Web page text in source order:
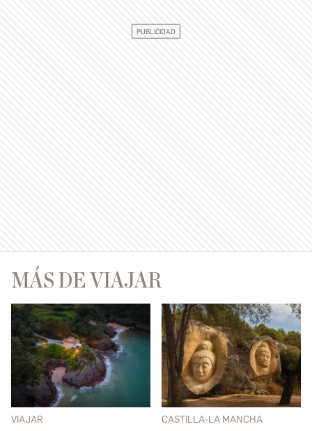
MÁS DE VIAJAR
VIAJAR CASTILLA-LA MANCHA